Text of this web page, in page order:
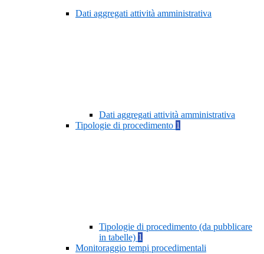
Dati aggregati attività amministrativa
Dati aggregati attività amministrativa
Tipologie di procedimento 1
Tipologie di procedimento (da pubblicare
in tabelle) 1
Monitoraggio tempi procedimentali